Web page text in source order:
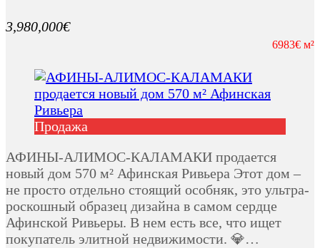
3,980,000€
6983€ м²
Продажа
АФИНЫ-АЛИМОС-КАЛАМАКИ продается
новый дом 570 м² Афинская Ривьера Этот дом –
не просто отдельно стоящий особняк, это ультра-
роскошный образец дизайна в самом сердце
Афинской Ривьеры. В нем есть все, что ищет
покупатель элитной недвижимости. 💎…